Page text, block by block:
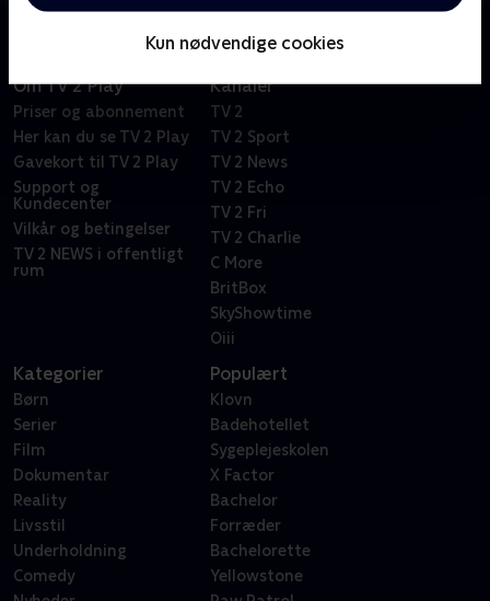
Kun nødvendige cookies
Om TV 2 Play
Priser og abonnement
Her kan du se TV 2 Play
Gavekort til TV 2 Play
Support og
Kundecenter
Vilkår og betingelser
TV 2 NEWS i offentligt
rum
Kanaler
TV 2
TV 2 Sport
TV 2 News
TV 2 Echo
TV 2 Fri
TV 2 Charlie
C More
BritBox
SkyShowtime
Oiii
Kategorier
Børn
Serier
Film
Dokumentar
Reality
Livsstil
Underholdning
Comedy
Populært
Klovn
Badehotellet
Sygeplejeskolen
X Factor
Bachelor
Forræder
Bachelorette
Yellowstone